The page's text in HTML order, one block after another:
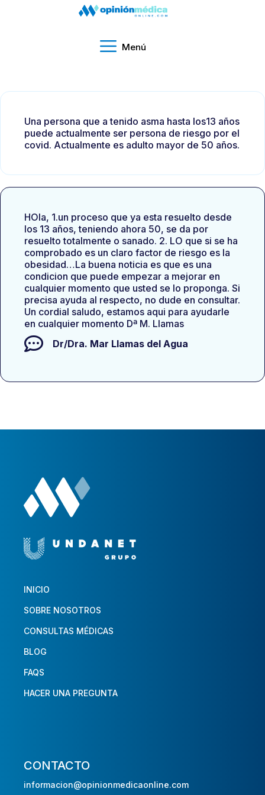
Menú
Una persona que a tenido asma hasta los13 años
puede actualmente ser persona de riesgo por el
covid. Actualmente es adulto mayor de 50 años.
HOla, 1.un proceso que ya esta resuelto desde
los 13 años, teniendo ahora 50, se da por
resuelto totalmente o sanado. 2. LO que si se ha
comprobado es un claro factor de riesgo es la
obesidad…La buena noticia es que es una
condicion que puede empezar a mejorar en
cualquier momento que usted se lo proponga. Si
precisa ayuda al respecto, no dude en consultar.
Un cordial saludo, estamos aqui para ayudarle
en cualquier momento Dª M. Llamas
Dr/Dra. Mar Llamas del Agua
INICIO
SOBRE NOSOTROS
CONSULTAS MÉDICAS
BLOG
FAQS
HACER UNA PREGUNTA
CONTACTO
informacion@opinionmedicaonline.com